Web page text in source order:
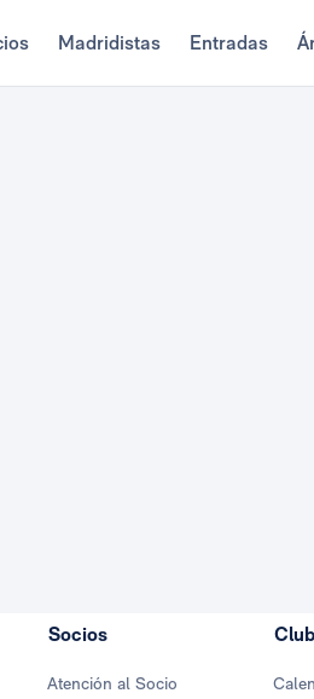
Madridistas Entradas
Socios
Atención al Socio
Club